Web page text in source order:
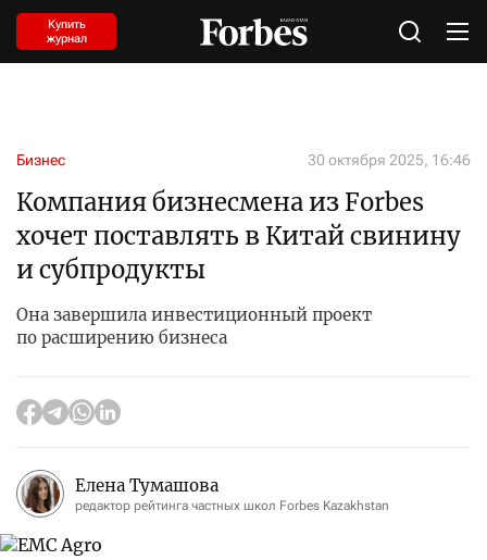
Купить
журнал
Бизнес 30 октября 2025, 16:46
Компания бизнесмена из Forbes
хочет поставлять в Китай свинину
и субпродукты
Она завершила инвестиционный проект
по расширению бизнеса
Елена Тумашова
редактор рейтинга частных школ Forbes Kazakhstan